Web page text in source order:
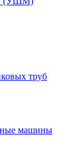
труб
машины